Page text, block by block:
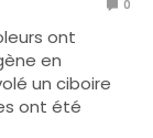
0
ont
en
un ciboire
ont été